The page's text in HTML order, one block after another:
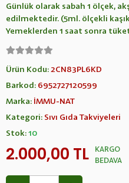
Günlük olarak sabah 1 ölçek,
edilmektedir. (5ml. ölçekli
Yemeklerden 1 saat sonra
Ürün Kodu:2CN83PL6KD
Barkod: 6952727120599
Marka: İMMU-NAT
Kategori: Sıvı Gıda Takviyeleri
Stok:10
2.000,00 TL
KARGO
BEDAVA